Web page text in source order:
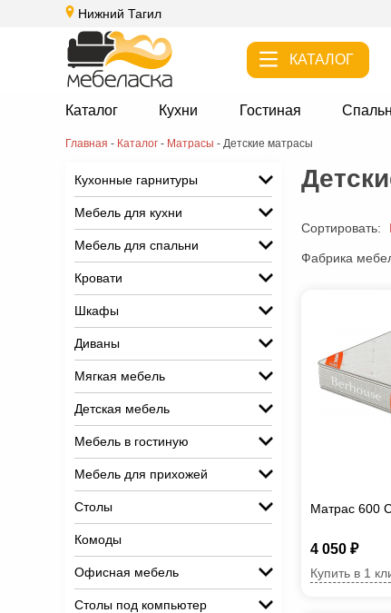
Нижний Тагил
КАТАЛОГ
Каталог Кухни Гостиная
Главная - Каталог - Матрасы - Детские матрасы
Кухонные гарнитуры
Мебель для кухни
Мебель для спальни
Кровати
Шкафы
Диваны
Мягкая мебель
Детская мебель
Мебель в гостиную
Мебель для прихожей
Столы
Комоды
Офисная мебель
Столы под компьютер
Сортировать:
Фабрика
Матрас 600
4 050 ₽
Купить в 1